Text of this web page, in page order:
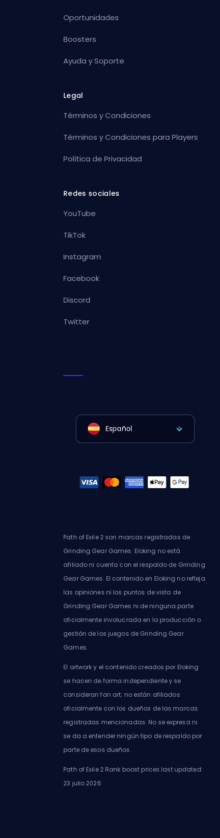
Oportunidades
Boosters
Ayuda y Soporte
Legal
Términos y Condiciones
Términos y Condiciones para Players
Política de Privacidad
Redes sociales
YouTube
TikTok
Instagram
Facebook
Discord
Twitter
Español
Path of Exile 2 son marcas registradas de
Grinding Gear Games. Eloking no está
afiliado ni cuenta con el respaldo de Grinding
Gear Games. El contenido en Eloking no refleja
las opiniones ni los puntos de vista de
Grinding Gear Games ni de ninguna parte
oficialmente involucrada en la producción o
gestión de los juegos de Grinding Gear
Games.
El artwork y el contenido creados por Eloking
se hacen de forma independiente y se
consideran fan art; no están afiliados
oficialmente con los dueños de las marcas
registradas mencionadas. No se expresa ni
se da a entender ningún tipo de respaldo por
parte de esos dueños.
Path of Exile 2 Rank boost prices last updated:
23 julio 2026